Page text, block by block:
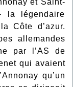
la légendaire
Côte d’azur.
allemandes
par l’AS de
qui avaient
qu’un